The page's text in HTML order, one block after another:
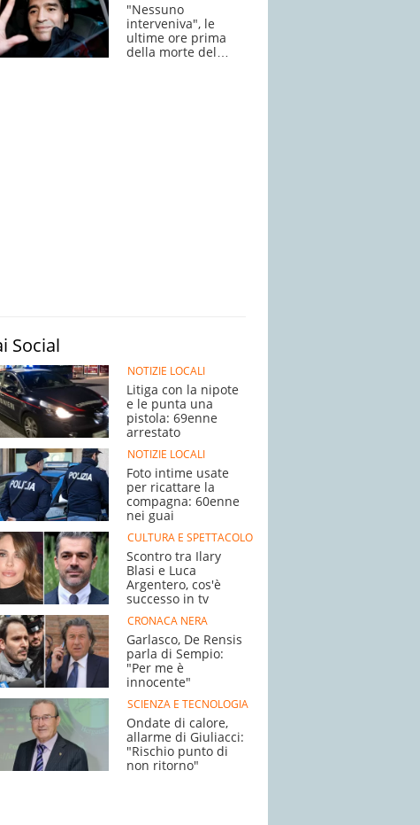
"Nessuno
interveniva", le
ultime ore prima
della morte del
Social
NOTIZIE LOCALI
Litiga con la nipote
e le punta una
pistola: 69enne
arrestato
NOTIZIE LOCALI
Foto intime usate
per ricattare la
compagna: 60enne
nei guai
CULTURA E SPETTACOLO
Scontro tra Ilary
Blasi e Luca
Argentero, cos'è
successo in tv
CRONACA NERA
Garlasco, De Rensis
parla di Sempio:
"Per me è
innocente"
SCIENZA E TECNOLOGIA
Ondate di calore,
allarme di Giuliacci:
"Rischio punto di
non ritorno"